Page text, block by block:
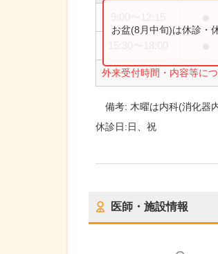
外来受付時間・内容等に
お盆(8月中旬)は休診・
備考: 木曜は内科(消化器
休診日:日、祝
医師・施設情報